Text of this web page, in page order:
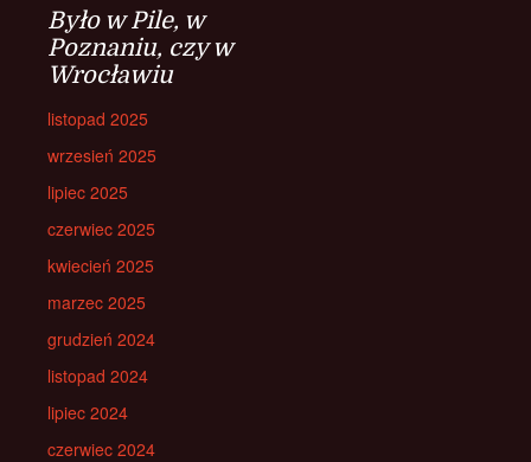
Było w Pile, w
Poznaniu, czy w
Wrocławiu
listopad 2025
wrzesień 2025
lipiec 2025
czerwiec 2025
kwiecień 2025
marzec 2025
grudzień 2024
listopad 2024
lipiec 2024
czerwiec 2024